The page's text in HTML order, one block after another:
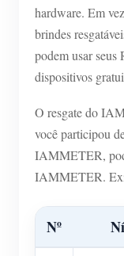
hardware. Em
brindes
podem usar seus
dispositivos
O resgate do
você participou
IAMMETER,
IAMMETER.
Nº